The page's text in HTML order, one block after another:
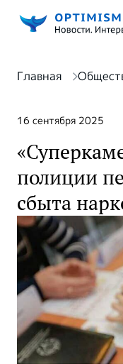
Главная
16 сентября 2025
полиции
сбыта